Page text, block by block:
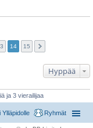
14 15
Hyppää
ja 3 vierailijaa
Ryhmät
Ylläpidolle